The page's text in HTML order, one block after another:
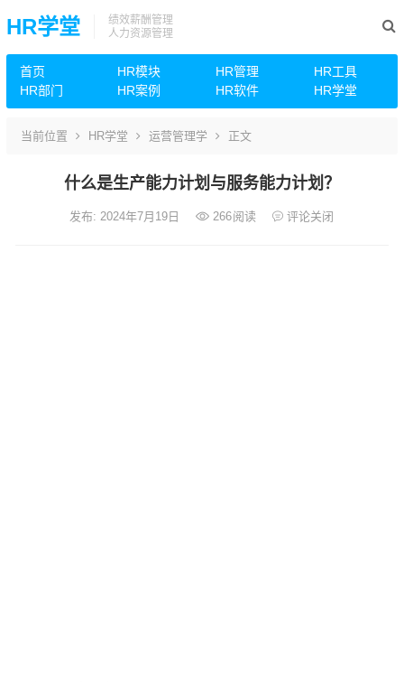
HR学堂
绩效薪酬管理
人力资源管理
首页 HR模块 HR管理
HR工具
HR部门
HR案例 HR软件 HR学堂
当前位置 HR学堂 运营管理学 正文
什么是生产能力计划与服务能力计划？
发布: 2024年7月19日 266阅读 评论关闭